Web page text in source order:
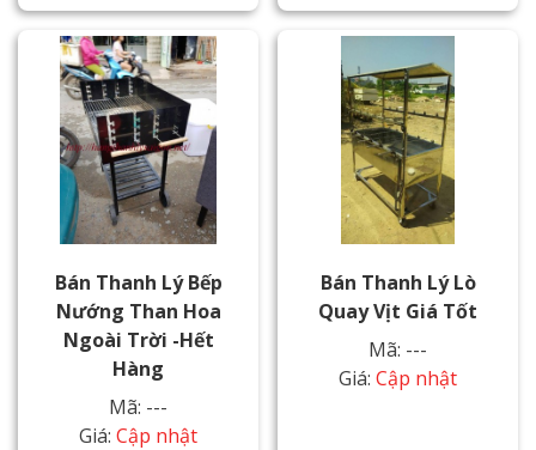
Bán Thanh Lý Bếp
Nướng Than Hoa
Ngoài Trời -Hết
Hàng
Mã: ---
Giá: Cập nhật
Bán Thanh Lý Lò
Quay Vịt Giá Tốt
Mã: ---
Giá: Cập nhật